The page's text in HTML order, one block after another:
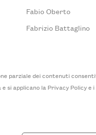
Fabio Oberto
Fabrizio Battaglino
parziale dei contenuti
si applicano la Privacy Policye i